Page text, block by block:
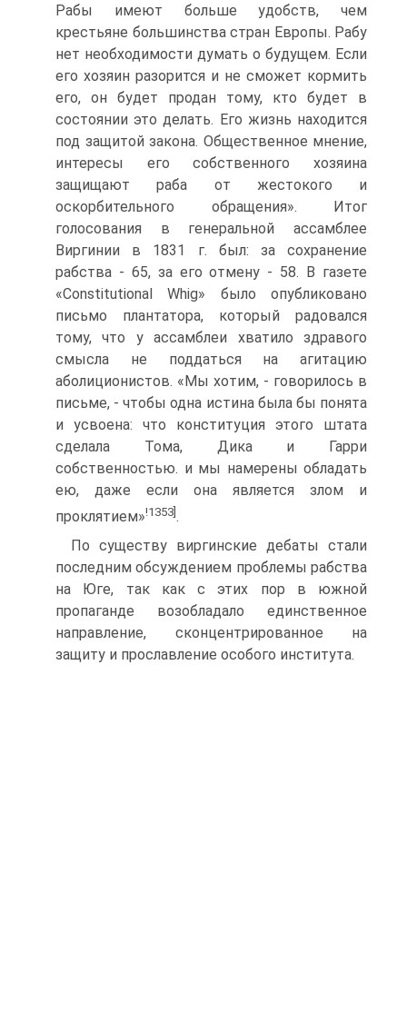
Рабы имеют больше удобств, чем
крестьяне большинства стран Европы. Рабу
нет необходимости думать о будущем. Если
его хозяин разорится и не сможет кормить
его, он будет продан тому, кто будет в
состоянии это делать. Его жизнь находится
под защитой закона. Общественное мнение,
интересы его собственного хозяина
защищают раба от жестокого и
оскорбительного обращения». Итог
голосования в генеральной ассамблее
Виргинии в 1831 г. был: за сохранение
рабства - 65, за его отмену - 58. В газете
«Constitutional Whig» было опубликовано
письмо плантатора, который радовался
тому, что у ассамблеи хватило здравого
смысла не поддаться на агитацию
аболиционистов. «Мы хотим, - говорилось в
письме, - чтобы одна истина была бы понята
и усвоена: что конституция этого штата
сделала Тома, Дика и Гарри
собственностью. и мы намерены обладать
ею, даже если она является злом и
проклятием»!1353].
По существу виргинские дебаты стали
последним обсуждением проблемы рабства
на Юге, так как с этих пор в южной
пропаганде возобладало единственное
направление, сконцентрированное на
защиту и прославление особого института.